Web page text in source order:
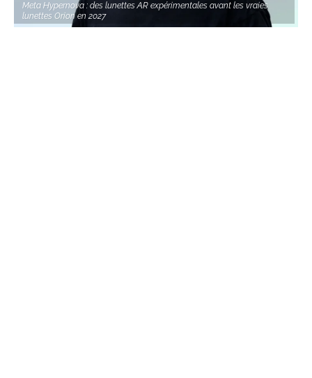
Meta Hypernova : des lunettes AR expérimentales avant les vraies
lunettes Orion en 2027